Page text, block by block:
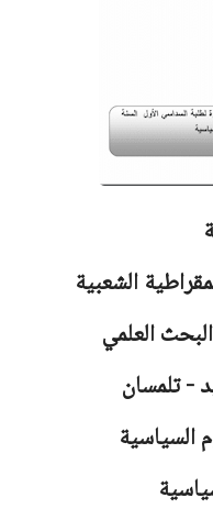
الشعبية
العلمي
- تلمسان
السياسية